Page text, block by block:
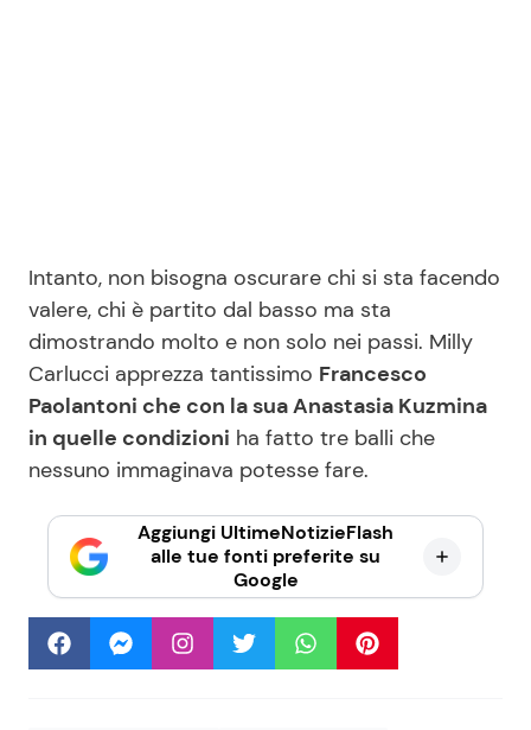
Intanto, non bisogna oscurare chi si sta facendo
valere, chi è partito dal basso ma sta
dimostrando molto e non solo nei passi. Milly
Carlucci apprezza tantissimo Francesco
Paolantoni che con la sua Anastasia Kuzmina
in quelle condizioni ha fatto tre balli che
nessuno immaginava potesse fare.
Aggiungi UltimeNotizieFlash
alle tue fonti preferite su
Google